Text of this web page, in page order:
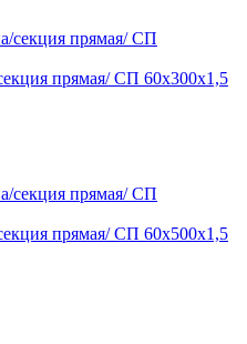
прямая/ СП 60х300х1,5
прямая/ СП 60х500х1,5